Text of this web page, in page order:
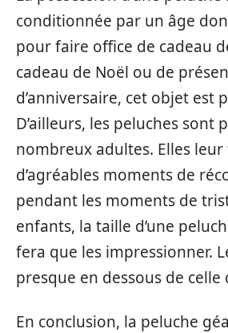
conditionnée par un âge
pour faire office de cadeau
cadeau de Noël ou de
d’anniversaire, cet objet est
D’ailleurs, les peluches sont
nombreux adultes. Elles
d’agréables moments de
pendant les moments de
enfants, la taille d’une
fera que les impressionner.
presque en dessous de celle
En conclusion, la peluche